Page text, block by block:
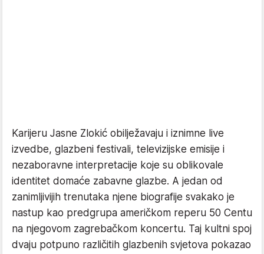
Karijeru Jasne Zlokić obilježavaju i iznimne live
izvedbe, glazbeni festivali, televizijske emisije i
nezaboravne interpretacije koje su oblikovale
identitet domaće zabavne glazbe. A jedan od
zanimljivijih trenutaka njene biografije svakako je
nastup kao predgrupa američkom reperu 50 Centu
na njegovom zagrebačkom koncertu. Taj kultni spoj
dvaju potpuno različitih glazbenih svjetova pokazao